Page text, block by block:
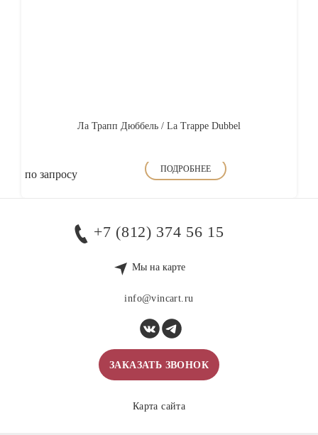
Ла Трапп Дюббель / La Trappe Dubbel
по запросу ПОДРОБНЕЕ
+7 (812) 374 56 15
Мы на карте
info@vincart.ru
ЗАКАЗАТЬ ЗВОНОК
Карта сайта